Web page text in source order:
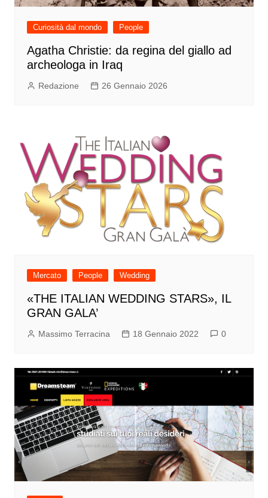
Curiosità dal mondo People
Agatha Christie: da regina del giallo ad
archeologa in Iraq
Redazione 26 Gennaio 2026
Mercato People Wedding
«THE ITALIAN WEDDING STARS», IL
GRAN GALA’
Massimo Terracina 18 Gennaio 2022 0